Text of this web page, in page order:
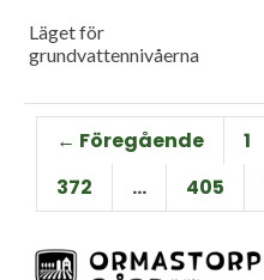
Läget för
grundvattennivåerna
← Föregående 1
372
… 405